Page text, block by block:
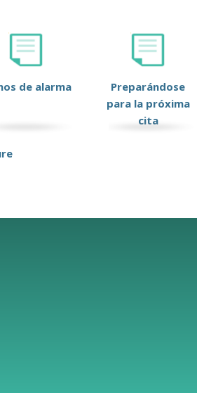
de alarma
Preparándose
para la próxima
cita